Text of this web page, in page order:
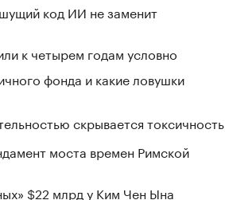
код ИИ не заменит
к четырем годам условно
фонда и какие ловушки
скрывается токсичность
моста времен Римской
$22 млрд у Ким Чен Ына